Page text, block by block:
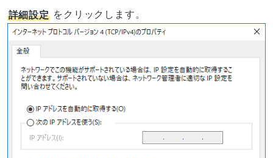
詳細設定 をクリックします。